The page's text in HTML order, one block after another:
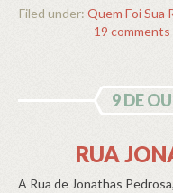
Filed under: Quem Foi Sua
19 comments
9 DE
RUA
A Rua de Jonathas